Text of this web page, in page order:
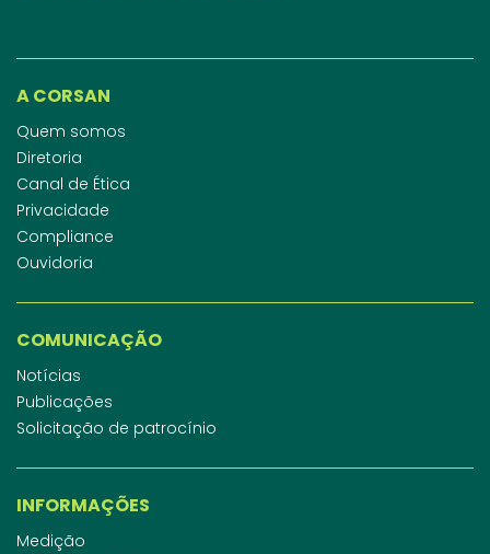
A CORSAN
Quem somos
Diretoria
Canal de Ética
Privacidade
Compliance
Ouvidoria
COMUNICAÇÃO
Notícias
Publicações
Solicitação de patrocínio
INFORMAÇÕES
Medição